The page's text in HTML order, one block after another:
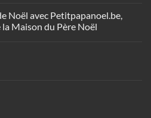
Noël avec Petitpapanoel.be,
Maison du Père Noël